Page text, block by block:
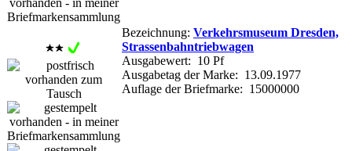
Bezeichnung: Verkehrsmuseum Dresden,
Strassenbahntriebwagen
Ausgabewert: 10 Pf
Ausgabetag der Marke: 13.09.1977
Auflage der Briefmarke: 15000000